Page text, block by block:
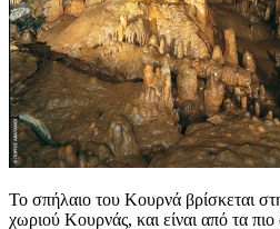
Το σπήλαιο του Κουρνά βρίσκεται
χωριού Κουρνάς, και είναι από τα